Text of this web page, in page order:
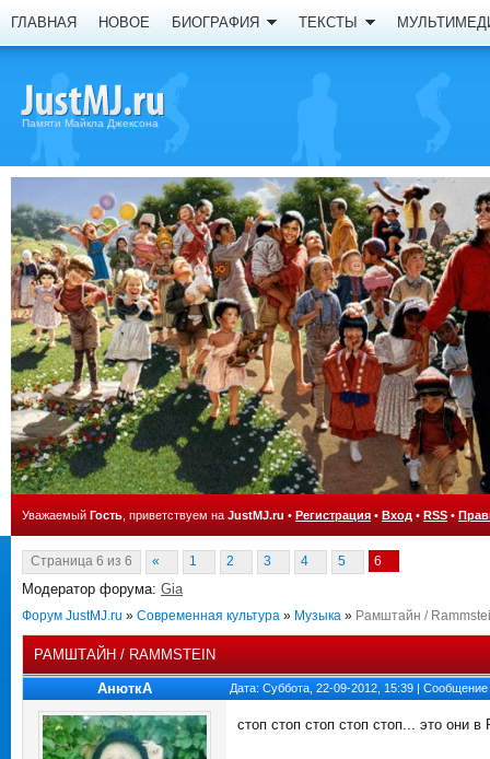
ГЛАВНАЯ НОВОЕ БИОГРАФИЯ ТЕКСТЫ
Памяти Майкла Джексона
Уважаемый Гость , приветствуем на JustMJ.ru • Регистрация • Вход • RSS •
Страница 6 из 6 « 1 2 3 4 5 6
Модератор форума: Gia
Форум JustMJ.ru » Современная культура » Музыка » Рамштайн /
РАМШТАЙН / RAMMSTEIN
АнюткA Дата: Суббота, 22-09-2012, 15:39 |
стоп стоп стоп стоп стоп... это они